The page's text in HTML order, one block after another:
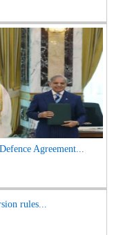
Agreement...
rules...